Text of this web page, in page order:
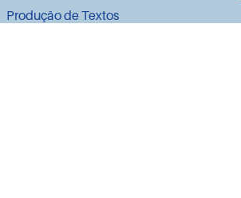
Produção de Textos